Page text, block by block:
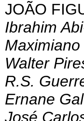
JOÃO
Ibrahim
Walter
R.S.
Ernane
José